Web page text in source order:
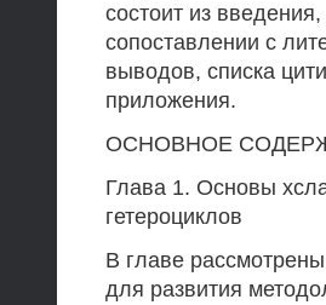
состоит из
сопоставлении с
выводов, списка
приложения.
ОСНОВНОЕ
Глава 1. Основы
гетероциклов
В главе
для развития